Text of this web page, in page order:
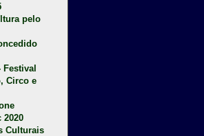
pelo
Circo e
2020
Culturais